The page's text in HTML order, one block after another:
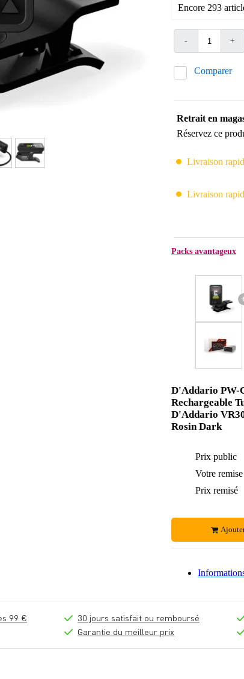
Encore 293
- +
Comparer
Retrait en
Réservez ce
Livraison
Livraison
Packs avantageux
D'Addario PW-
Rechargeable
D'Addario
Rosin Dark
Prix public
Votre remise
Prix remisé
99 €
30 jours satisfait ou remboursé
Garantie du meilleur prix